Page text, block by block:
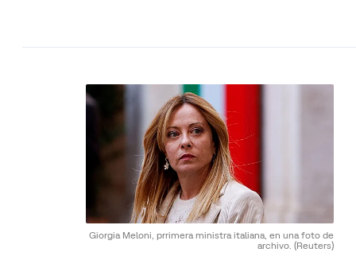
Giorgia Meloni, prrimera ministra italiana, en una foto de
archivo. (Reuters)